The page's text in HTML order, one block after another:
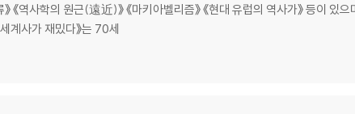
교회의 전성기 40. 봉건 사회의 구조 41. 도시의 공기는 자유롭다 42. 비잔
멸 56. 잔 다르크와 카트린 드 메디시스 57. 베르사유의 태양왕 58. 네덜란
《역사학의 원근(遠近)》 《마키아벨리즘》 《현대 유럽의 역사가》 등이 있
계사가 재밌다》는 70세